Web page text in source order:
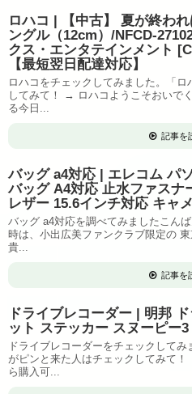
ロハコ | 【中古】 夏が終わ
ングル（12cm）/NFCD-
クス・エンタテインメント
【最短翌日配達対応】
ロハコをチェックしてみました。「
してみて！ → ロハコようこそおいで
る今日...
記事を
バッグ a4対応 | エレコム パ
バッグ A4対応 止水ファスナ
レザー 15.6インチ対応 キャ
バッグ a4対応を調べてみましたこん
時は、小出広美ファンクラブ限定の
貴...
記事を
ドライブレコーダー | 明邦
ット ステッカー スヌーピー
ドライブレコーダーをチェックしてみ
がピンと来た人はチェックしてみて
ら購入可...